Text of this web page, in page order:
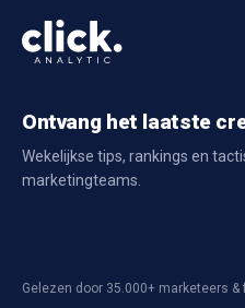
Ontvang het laatste
Wekelijkse tips, rankings en
marketingteams.
Gelezen door 35.000+ marketeers &